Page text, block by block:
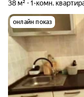
38 м² 1-комн.
онлайн показ